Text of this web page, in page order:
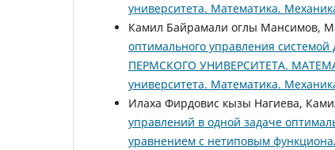
университета. Математика.
Камил Байрамали оглы Мансимов,
оптимального управления
ПЕРМСКОГО УНИВЕРСИТЕТА.
университета. Математика.
Илаха Фирдовис кызы Нагиева,
управлений в одной задаче
уравнением с нетиповым